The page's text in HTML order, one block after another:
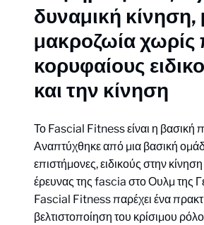
δυναμική κίνηση,
μακροζωία χωρίς
κορυφαίους
και την κίνηση
Το Fascial Fitness είναι η βασική
Αναπτύχθηκε από μια βασική
επιστήμονες, ειδικούς στην
έρευνας της fascia στο Ουλμ της
Fascial Fitness παρέχει ένα
βελτιστοποίηση του κρίσιμου